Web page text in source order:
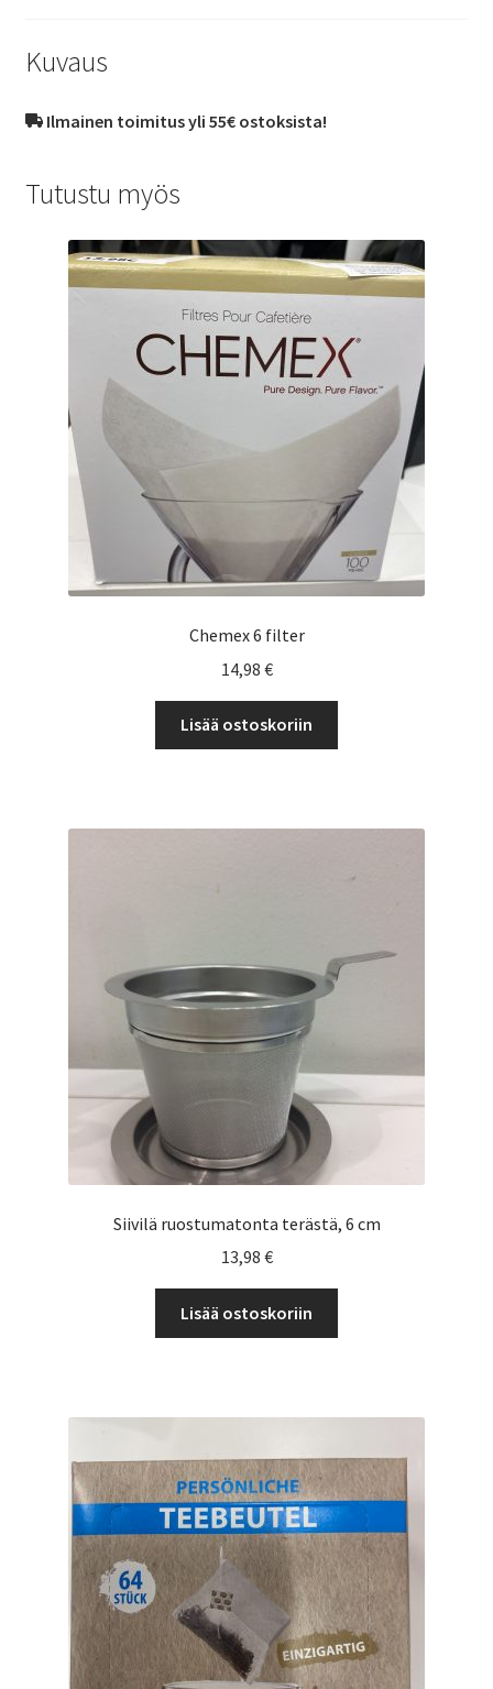
Kuvaus
Ilmainen toimitus yli 55€ ostoksista!
Tutustu myös
Chemex 6 filter
14,98 €
Lisää ostoskoriin
Siivilä ruostumatonta terästä, 6 cm
13,98 €
Lisää ostoskoriin